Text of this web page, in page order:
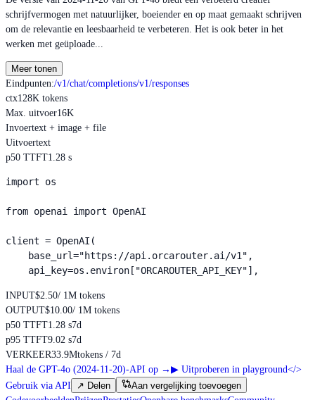
schrijfvermogen met natuurlijker, boeiender en op maat gemaakt schrijven
om de relevantie en leesbaarheid te verbeteren. Het is ook beter in het
werken met geüploade...
Meer tonen
Eindpunten:/v1/chat/completions/v1/responses
ctx128K tokens
Max. uitvoer16K
Invoertext + image + file
Uitvoertext
p50 TTFT1.28 s
import os
from openai import OpenAI
client = OpenAI(
    base_url="https://api.orcarouter.ai/v1",
    api_key=os.environ["ORCAROUTER_API_KEY"],
INPUT$2.50/ 1M tokens
OUTPUT$10.00/ 1M tokens
p50 TTFT1.28 s7d
p95 TTFT9.02 s7d
VERKEER33.9Mtokens / 7d
Haal de GPT-4o (2024-11-20)-API op → ▶ Uitproberen in playground</>
Gebruik via API
↗ Delen
Aan vergelijking toevoegen